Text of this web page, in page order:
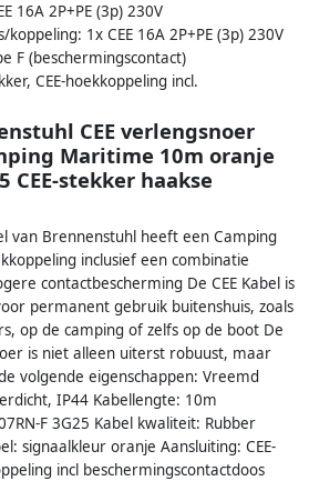
16A 2P+PE (3p) 230V
1x CEE 16A 2P+PE (3p) 230V
F (beschermingscontact)
CEE-hoekkoppeling incl.
CEE verlengsnoer
Maritime 10m oranje
CEE-stekker haakse
van Brennenstuhl heeft een Camping
inclusief een combinatie
contactbescherming De CEE Kabel is
permanent gebruik buitenshuis, zoals
op de camping of zelfs op de boot De
is niet alleen uiterst robuust, maar
volgende eigenschappen: Vreemd
IP44 Kabellengte: 10m
F 3G25 Kabel kwaliteit: Rubber
signaalkleur oranje Aansluiting: CEE-
incl beschermingscontactdoos